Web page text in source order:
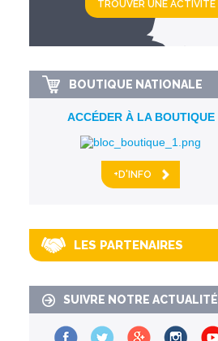
km alentour
BOUTIQUE NATIONALE
ACCÉDER À LA BOUTIQUE
+D'INFO
LES PARTENAIRES
SUIVRE NOTRE ACTUALITÉ